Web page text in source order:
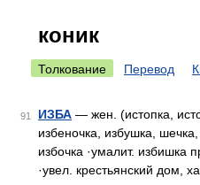
коник
Толкование Перевод
91 ИЗБА — жен. (истопка,
избеночка, избушка,
избочка ·умалит. избишка
·увел. крестьянский дом,